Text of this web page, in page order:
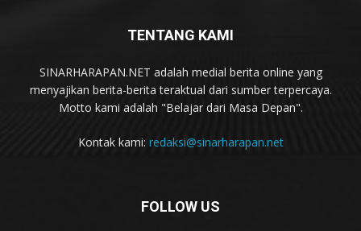
TENTANG KAMI
SINARHARAPAN.NET adalah medial berita online yang
menyajikan berita-berita teraktual dari sumber terpercaya.
Motto kami adalah "Belajar dari Masa Depan".
Kontak kami: redaksi@sinarharapan.net
FOLLOW US